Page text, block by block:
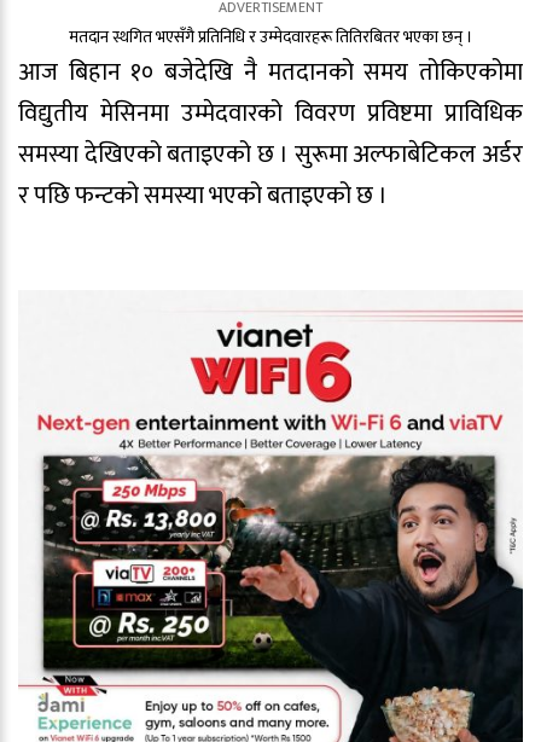
मतदान स्थगित भएसँगै प्रतिनिधि र उम्मेदवारहरू तितिरबितर भएका छन् ।
आज बिहान १० बजेदेखि नै मतदानको समय तोकिएकोमा
विद्युतीय मेसिनमा उम्मेदवारको विवरण प्रविष्टमा प्राविधिक
समस्या देखिएको बताइएको छ । सुरूमा अल्फाबेटिकल अर्डर
र पछि फन्टको समस्या भएको बताइएको छ ।